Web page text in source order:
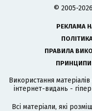
© 2005-
РЕКЛАМА
ПРАВИЛА
ПРИНЦИПИ
Використання
інтернет-видань -
Всі матеріали, які